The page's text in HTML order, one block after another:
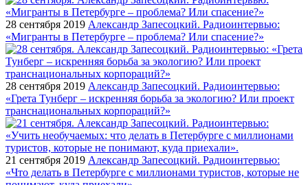
28 сентября 2019 Александр Запесоцкий. Радиоинтервью:
«Мигранты в Петербурге – проблема? Или спасение?»
28 сентября 2019 Александр Запесоцкий. Радиоинтервью:
«Грета Тунберг – искренняя борьба за экологию? Или проект
транснациональных корпораций?»
21 сентября 2019 Александр Запесоцкий. Радиоинтервью:
«Что делать в Петербурге с миллионами туристов, которые не